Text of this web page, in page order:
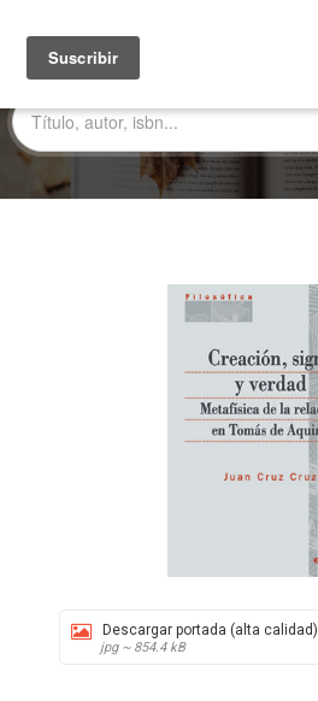
Descargar portada (alta calidad)
jpg ~ 854.4 kB